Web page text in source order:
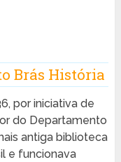
Brás História
por iniciativa de
do Departamento
antiga biblioteca
e funcionava